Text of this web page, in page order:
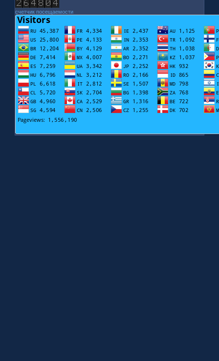
счетчик посещаемости